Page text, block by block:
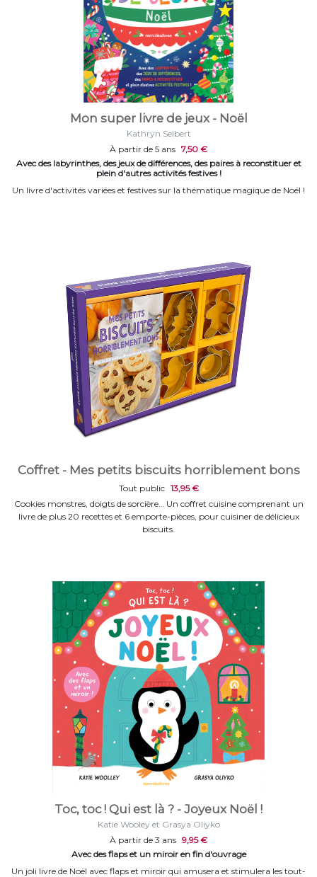
Mon super livre de jeux - Noël
Kathryn Selbert
À partir de 5 ans 7,50 €
Avec des labyrinthes, des jeux de différences, des paires à reconstituer et
plein d'autres activités festives !
Un livre d'activités variées et festives sur la thématique magique de Noël !
Coffret - Mes petits biscuits horriblement bons
Tout public 13,95 €
Cookies monstres, doigts de sorcière… Un coffret cuisine comprenant un
livre de plus 20 recettes et 6 emporte-pièces, pour cuisiner de délicieux
biscuits.
Toc, toc ! Qui est là ? - Joyeux Noël !
Katie Wooley et Grasya Oliyko
À partir de 3 ans 9,95 €
Avec des flaps et un miroir en fin d'ouvrage
Un joli livre de Noël avec flaps et miroir qui amusera et stimulera les tout-